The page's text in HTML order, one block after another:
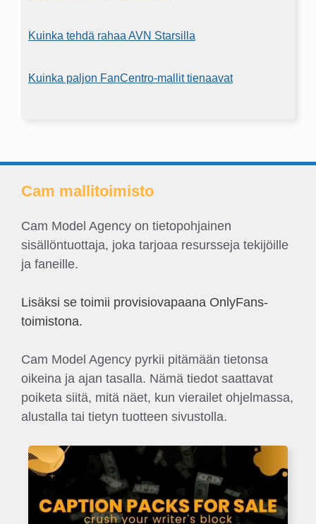
Kuinka tehdä rahaa AVN Starsilla
Kuinka paljon FanCentro-mallit tienaavat
Cam mallitoimisto
Cam Model Agency on tietopohjainen
sisällöntuottaja, joka tarjoaa resursseja tekijöille
ja faneille.
Lisäksi se toimii provisiovapaana OnlyFans-
toimistona.
Cam Model Agency pyrkii pitämään tietonsa
oikeina ja ajan tasalla. Nämä tiedot saattavat
poiketa siitä, mitä näet, kun vierailet ohjelmassa,
alustalla tai tietyn tuotteen sivustolla.